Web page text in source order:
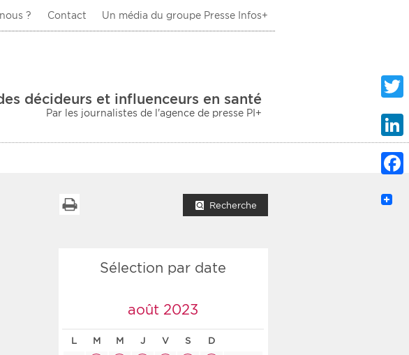
? Contact Un média du groupe Presse Infos+
décideurs et influenceurs en santé
Par les journalistes de l'agence de presse PI+
Recherche
Sélection par date
août 2023
L M M J V S D